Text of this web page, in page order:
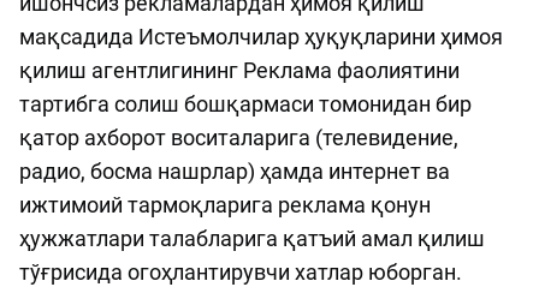
мақсадида Истеъмолчилар ҳуқуқларини ҳимоя
қилиш агентлигининг Реклама фаолиятини
тартибга солиш бошқармаси томонидан бир
қатор ахборот воситаларига (телевидение,
радио, босма нашрлар) ҳамда интернет ва
ижтимоий тармоқларига реклама қонун
ҳужжатлари талабларига қатъий амал қилиш
тўғрисида огоҳлантирувчи хатлар юборган.